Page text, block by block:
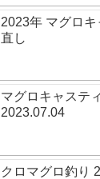
2023年 マグロ
直し
マグロキャステ
2023.07.04
クロマグロ釣り